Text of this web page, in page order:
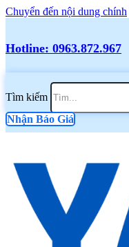
Chuyển đến nội dung chính
Hotline: 0963.872.967
Tìm kiếm
Nhận Báo Giá